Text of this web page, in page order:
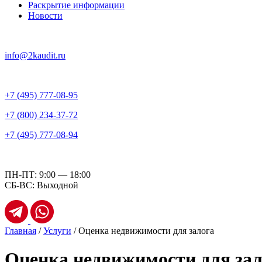
Раскрытие информации
Новости
info@2kaudit.ru
+7 (495) 777-08-95
+7 (800) 234-37-72
+7 (495) 777-08-94
ПН-ПТ: 9:00 — 18:00
СБ-ВС: Выходной
Главная /Услуги /Оценка недвижимости для залога